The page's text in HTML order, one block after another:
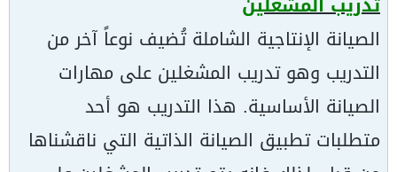
الصيانة الإنتاجية الشاملة تُضيف نوعاً آخر من
التدريب وهو تدريب المشغلين على مهارات
الصيانة الأساسية. هذا التدريب هو أحد
متطلبات تطبيق الصيانة الذاتية التي ناقشناها